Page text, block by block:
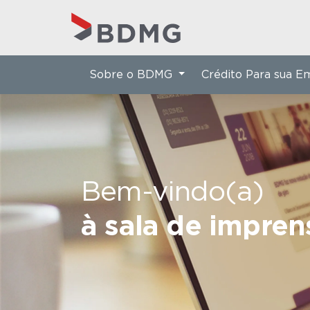
Bem-vindo(a)
à sala de
Sobre o BDMG Crédito Para sua